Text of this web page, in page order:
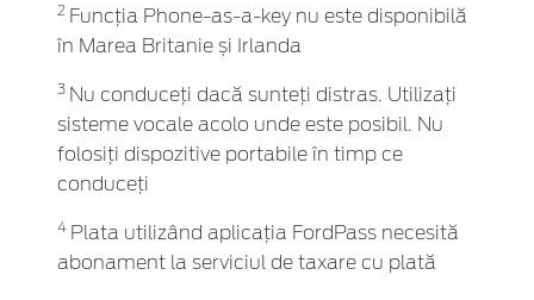
2 Funcția Phone-as-a-key nu este disponibilă
în Marea Britanie și Irlanda
3 Nu conduceți dacă sunteți distras. Utilizați
sisteme vocale acolo unde este posibil. Nu
folosiți dispozitive portabile în timp ce
conduceți
4 Plata utilizând aplicația FordPass necesită
abonament la serviciul de taxare cu plată